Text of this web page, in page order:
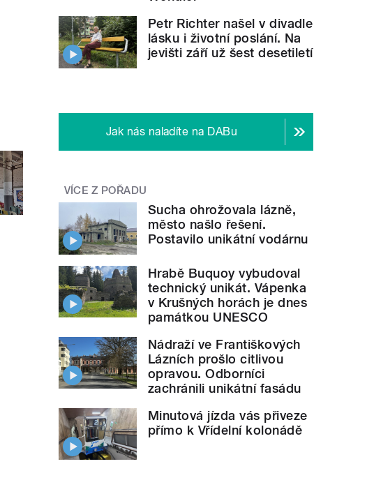
Petr Richter našel v divadle
lásku i životní poslání. Na
jevišti září už šest desetiletí
Jak nás naladíte na DABu
VÍCE Z POŘADU
Sucha ohrožovala lázně,
město našlo řešení.
Postavilo unikátní vodárnu
Hrabě Buquoy vybudoval
technický unikát. Vápenka
v Krušných horách je dnes
památkou UNESCO
Nádraží ve Františkových
Lázních prošlo citlivou
opravou. Odborníci
zachránili unikátní fasádu
Minutová jízda vás přiveze
přímo k Vřídelní kolonádě